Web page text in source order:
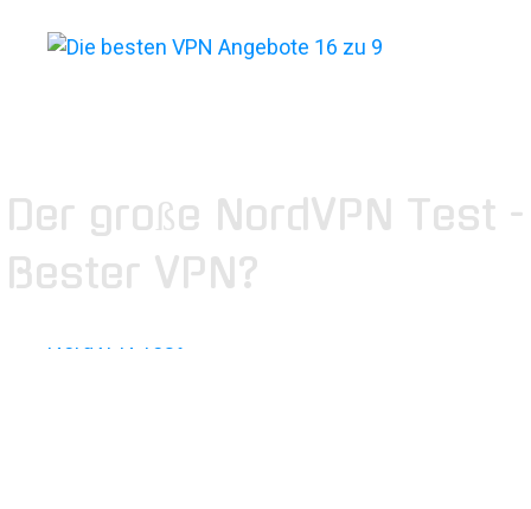
Der große NordVPN Test -
Bester VPN?